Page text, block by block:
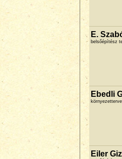
E.
belsőépítész
Ebedli
Eiler